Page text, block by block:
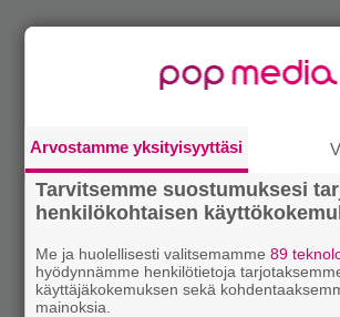
Arvostamme yksityisyyttäsi
Tarvitsemme suostumuksesi
henkilökohtaisen
Me ja huolellisesti valitsemamme89
hyödynnämme henkilötietoja
käyttäjäkokemuksen sekä
mainoksia.